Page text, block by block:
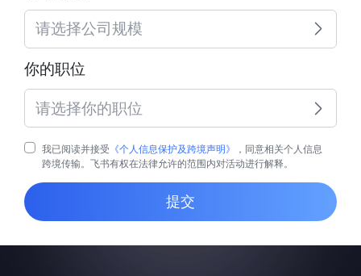
请选择公司规模
你的职位
请选择你的职位
我已阅读并接受 《个人信息保护及跨境声明》
，同意相关个人信息
跨境传输。飞书有权在法律允许的范围内对活动进行解释。
提交